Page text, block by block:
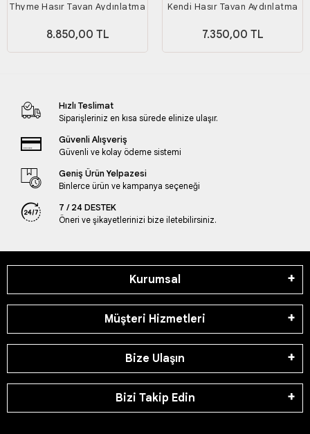
Thyme Hasır Tavan Aydınlatma
8.850,00 TL
Kendi Hasır Tavan Aydınlatma
7.350,00 TL
Hızlı Teslimat
Siparişleriniz en kısa sürede elinize ulaşır.
Güvenli Alışveriş
Güvenli ve kolay ödeme sistemi
Geniş Ürün Yelpazesi
Binlerce ürün ve kampanya seçeneği
7 / 24 DESTEK
Öneri ve şikayetlerinizi bize iletebilirsiniz.
Kurumsal
Müşteri Hizmetleri
Bize Ulaşın
Bizi Takip Edin